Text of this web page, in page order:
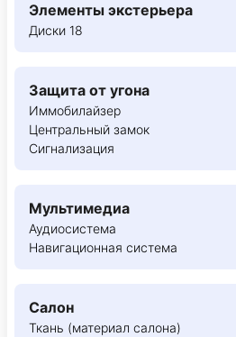
Элементы экстерьера
Диски 18
Защита от угона
Иммобилайзер
Центральный замок
Сигнализация
Мультимедиа
Аудиосистема
Навигационная система
Салон
Ткань (материал салона)